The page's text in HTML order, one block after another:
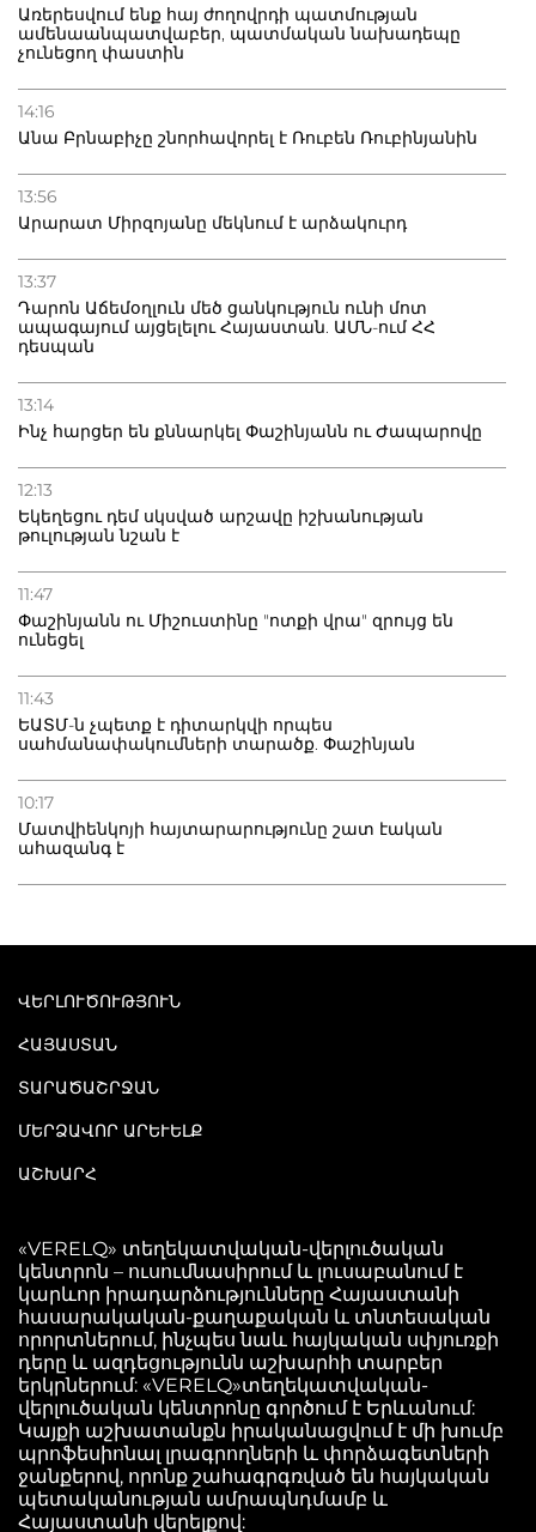
Առերեսվում ենք հայ ժողովրդի պատմության
ամենաանպատվաբեր, պատմական նախադեպը
չունեցող փաստին
14:16
Անա Բրնաբիչը շնորհավորել է Ռուբեն Ռուբինյանին
13:56
Արարատ Միրզոյանը մեկնում է արձակուրդ
13:37
Դարոն Աճեմօղլուն մեծ ցանկություն ունի մոտ
ապագայում այցելելու Հայաստան. ԱՄՆ-ում ՀՀ
դեսպան
13:14
Ինչ հարցեր են քննարկել Փաշինյանն ու Ժապարովը
12:13
Եկեղեցու դեմ սկսված արշավը իշխանության
թուլության նշան է
11:47
Փաշինյանն ու Միշուստինը "ոտքի վրա" զրույց են
ունեցել
11:43
ԵԱՏՄ-ն չպետք է դիտարկվի որպես
սահմանափակումների տարածք. Փաշինյան
10:17
Մատվիենկոյի հայտարարությունը շատ էական
ահազանգ է
ՎԵՐԼՈՒԾՈՒԹՅՈՒՆ
ՀԱՅԱՍՏԱՆ
ՏԱՐԱԾԱՇՐՋԱՆ
ՄԵՐՁԱՎՈՐ ԱՐԵՒԵԼՔ
ԱՇԽԱՐՀ
«VERELQ» տեղեկատվական-վերլուծական
կենտրոն – ուսումնասիրում և լուսաբանում է
կարևոր իրադարձությունները Հայաստանի
հասարակական-քաղաքական և տնտեսական
որորտներում, ինչպես նաև հայկական սփյուռքի
դերը և ազդեցությունն աշխարհի տարբեր
երկրներում: «VERELQ»տեղեկատվական-
վերլուծական կենտրոնը գործում է Երևանում:
Կայքի աշխատանքն իրականացվում է մի խումբ
պրոֆեսիոնալ լրագրողների և փորձագետների
ջանքերով, որոնք շահագրգռված են հայկական
պետականության ամրապնդմամբ և
Հայաստանի վերելքով: